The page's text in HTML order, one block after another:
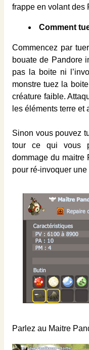
frappe en volant des
Comment
Commencez par
bouate de Pandore
pas la boite ni
monstre tuez la
créature faible.
les éléments terre et
Sinon vous pouvez
tour ce qui vous
dommage du maitre
pour ré-invoquer une
Parlez au Maitre